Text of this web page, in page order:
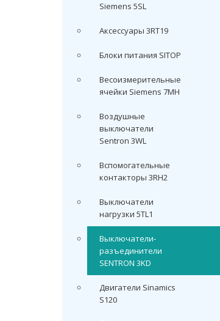
Siemens 5SL
Аксессуары 3RT19
Блоки питания SITOP
Весоизмерительные
ячейки Siemens 7MH
Воздушные
выключатели
Sentron 3WL
Вспомогательные
контакторы 3RH2
Выключатели
нагрузки 5TL1
Выключатели-
разъединители
SENTRON 3KD
Двигатели Sinamics
S120